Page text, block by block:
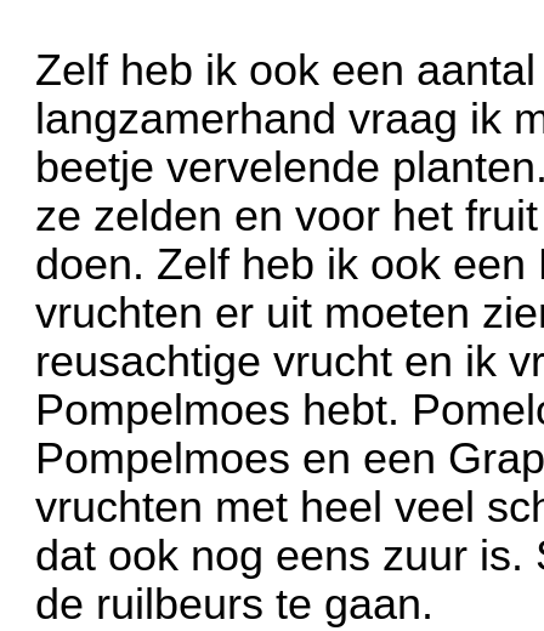
Zelf heb ik ook een
langzamerhand vraag ik
beetje vervelende
ze zelden en voor het
doen. Zelf heb ik ook
vruchten er uit moeten
reusachtige vrucht en ik
Pompelmoes hebt.
Pompelmoes en een
vruchten met heel veel
dat ook nog eens zuur
de ruilbeurs te gaan.